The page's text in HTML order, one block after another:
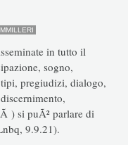
in tutto il
sogno,
pregiudizi, dialogo,
) si puÃ² parlare di
9.9.21).